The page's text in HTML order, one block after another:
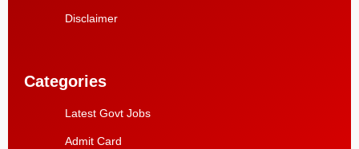
Disclaimer
Categories
Latest Govt Jobs
Admit Card